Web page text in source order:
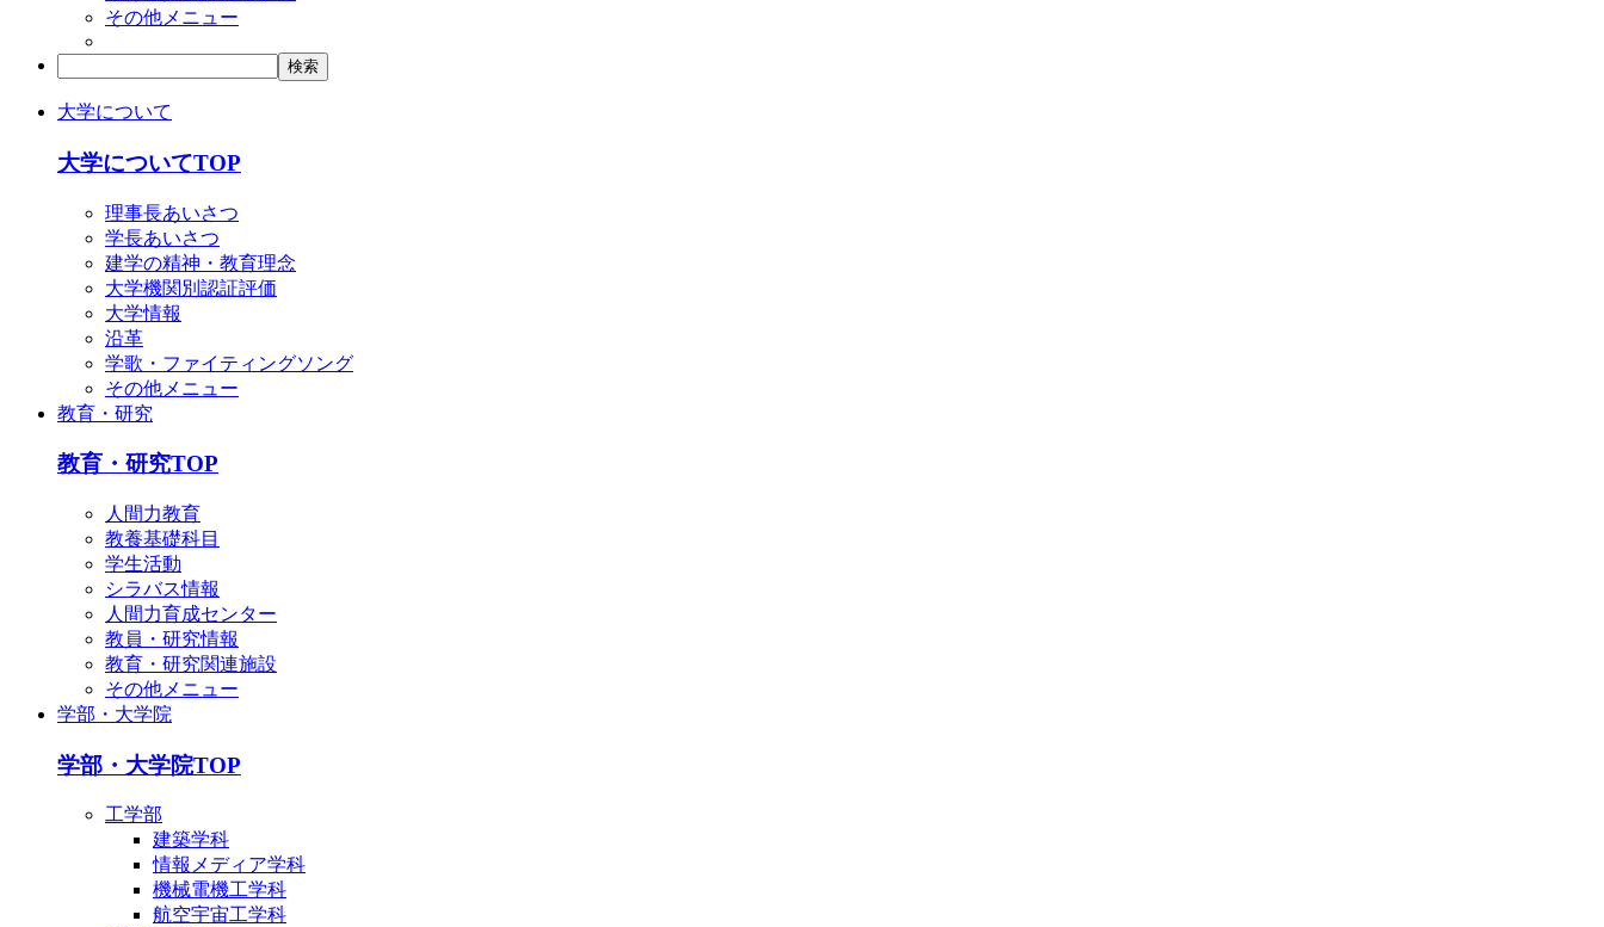
その他メニュー
大学について
大学についてTOP
理事長あいさつ
学長あいさつ
建学の精神・教育理念
大学機関別認証評価
大学情報
沿革
学歌・ファイティングソング
その他メニュー
教育・研究
教育・研究TOP
人間力教育
教養基礎科目
学生活動
シラバス情報
人間力育成センター
教員・研究情報
教育・研究関連施設
その他メニュー
学部・大学院
学部・大学院TOP
工学部
建築学科
情報メディア学科
機械電機工学科
航空宇宙工学科